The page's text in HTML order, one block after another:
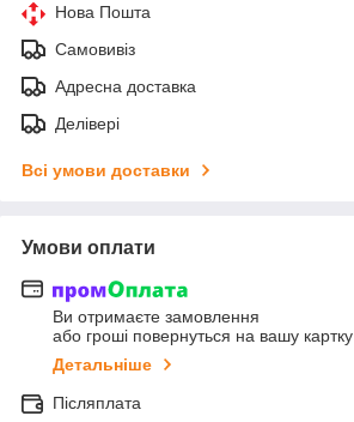
Нова Пошта
Самовивіз
Адресна доставка
Делівері
Всі умови доставки
Умови оплати
Ви отримаєте замовлення
або гроші повернуться на вашу картку
Детальніше
Післяплата